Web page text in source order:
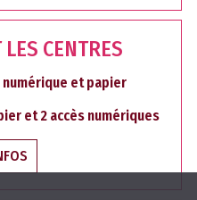
LES CENTRES
et papier
et 2 accès numériques